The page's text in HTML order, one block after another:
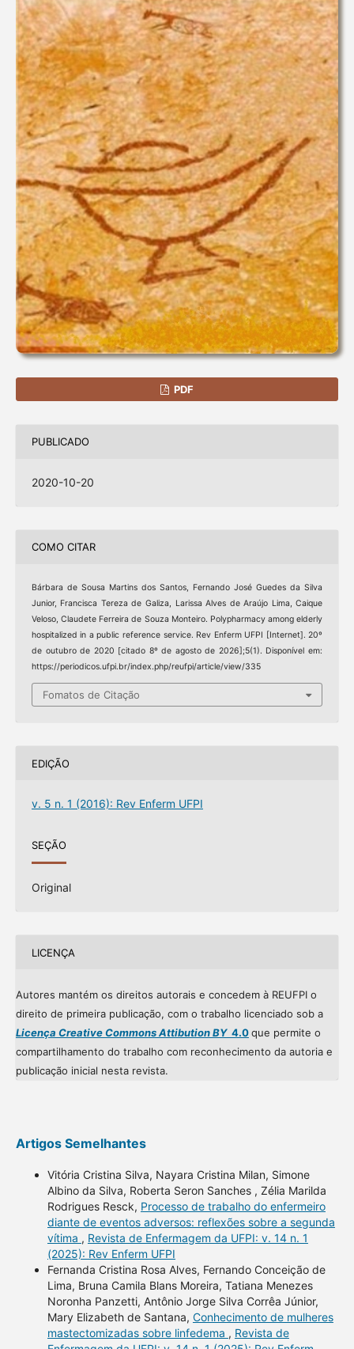
PDF
PUBLICADO
2020-10-20
COMO CITAR
Bárbara de Sousa Martins dos Santos, Fernando José Guedes da Silva
Junior, Francisca Tereza de Galiza, Larissa Alves de Araújo Lima, Caique
Veloso, Claudete Ferreira de Souza Monteiro. Polypharmacy among elderly
hospitalized in a public reference service. Rev Enferm UFPI [Internet]. 20º
de outubro de 2020 [citado 8º de agosto de 2026];5(1). Disponível em:
https://periodicos.ufpi.br/index.php/reufpi/article/view/335
Fomatos de Citação
EDIÇÃO
v. 5 n. 1 (2016): Rev Enferm UFPI
SEÇÃO
Original
LICENÇA
Autores mantém os direitos autorais e concedem à REUFPI o
direito de primeira publicação, com o trabalho licenciado sob a
Licença Creative Commons Attibution BY4.0que permite o
compartilhamento do trabalho com reconhecimento da autoria e
publicação inicial nesta revista.
Artigos Semelhantes
Vitória Cristina Silva, Nayara Cristina Milan, Simone
Albino da Silva, Roberta Seron Sanches , Zélia Marilda
Rodrigues Resck, Processo de trabalho do enfermeiro
diante de eventos adversos: reflexões sobre a segunda
vítima , Revista de Enfermagem da UFPI: v. 14 n. 1
(2025): Rev Enferm UFPI
Fernanda Cristina Rosa Alves, Fernando Conceição de
Lima, Bruna Camila Blans Moreira, Tatiana Menezes
Noronha Panzetti, Antônio Jorge Silva Corrêa Júnior,
Mary Elizabeth de Santana, Conhecimento de mulheres
mastectomizadas sobre linfedema , Revista de